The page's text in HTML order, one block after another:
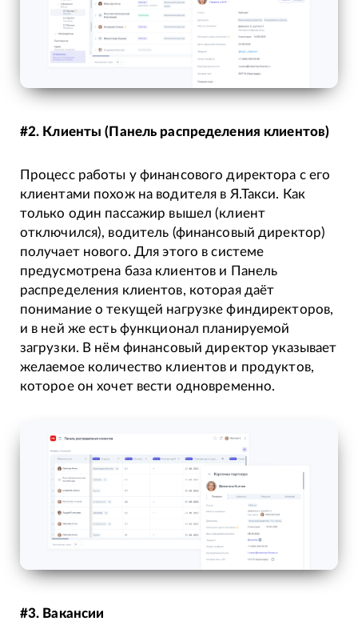
#2. Клиенты (Панель распределения клиентов)
Процесс работы у финансового директора с его
клиентами похож на водителя в Я.Такси. Как
только один пассажир вышел (клиент
отключился), водитель (финансовый директор)
получает нового. Для этого в системе
предусмотрена база клиентов и Панель
распределения клиентов, которая даёт
понимание о текущей нагрузке финдиректоров,
и в ней же есть функционал планируемой
загрузки. В нём финансовый директор указывает
желаемое количество клиентов и продуктов,
которое он хочет вести одновременно.
#3. Вакансии